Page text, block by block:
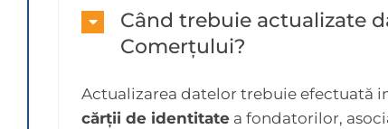
Când trebuie actualizate
Comerțului?
Actualizarea datelor trebuie efectuată
cărții de identitate a fondatorilor,